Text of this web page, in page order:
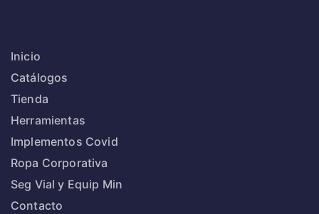
Inicio
Catálogos
Tienda
Herramientas
Implementos Covid
Ropa Corporativa
Seg Vial y Equip Min
Contacto